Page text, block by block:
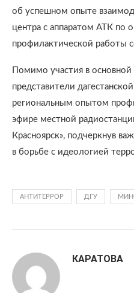
об успешном опыте
центра с аппаратом АТК по
профилактической работы
Помимо участия в
представители
региональным опытом
эфире местной
Красноярск», подчеркнув
в борьбе с идеологией
АНТИТЕРРОР ДГУ
КАРАТОВА